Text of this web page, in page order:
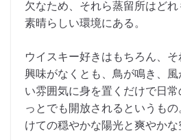
欠なため、それら蒸留所はど
素晴らしい環境にある。
ウイスキー好きはもちろん、
興味がなくとも、鳥が鳴き、
い雰囲気に身を置くだけで日
っとでも開放されるというも
けての穏やかな陽光と爽やかな